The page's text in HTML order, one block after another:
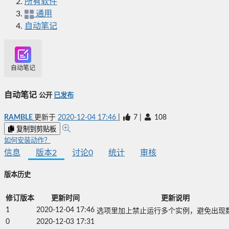
通用
自动笔记
自动笔记
自动笔记 公开 已发布
RAMBLE 更新于 2020-12-04 17:46 7 108
复制到剪贴板
如何安装动作？
信息 版本2 讨论0 统计 审核
版本历史
修订版本 更新时间
更新说明
1
2020-12-04 17:46 选项里加上禁止运行多个实例，避免出现
0
2020-12-03 17:31